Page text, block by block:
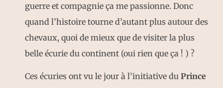
guerre et compagnie ça me passionne. Donc
quand l’histoire tourne d’autant plus autour des
chevaux, quoi de mieux que de visiter la plus
belle écurie du continent (oui rien que ça ! ) ?
Ces écuries ont vu le jour à l’initiative du Prince